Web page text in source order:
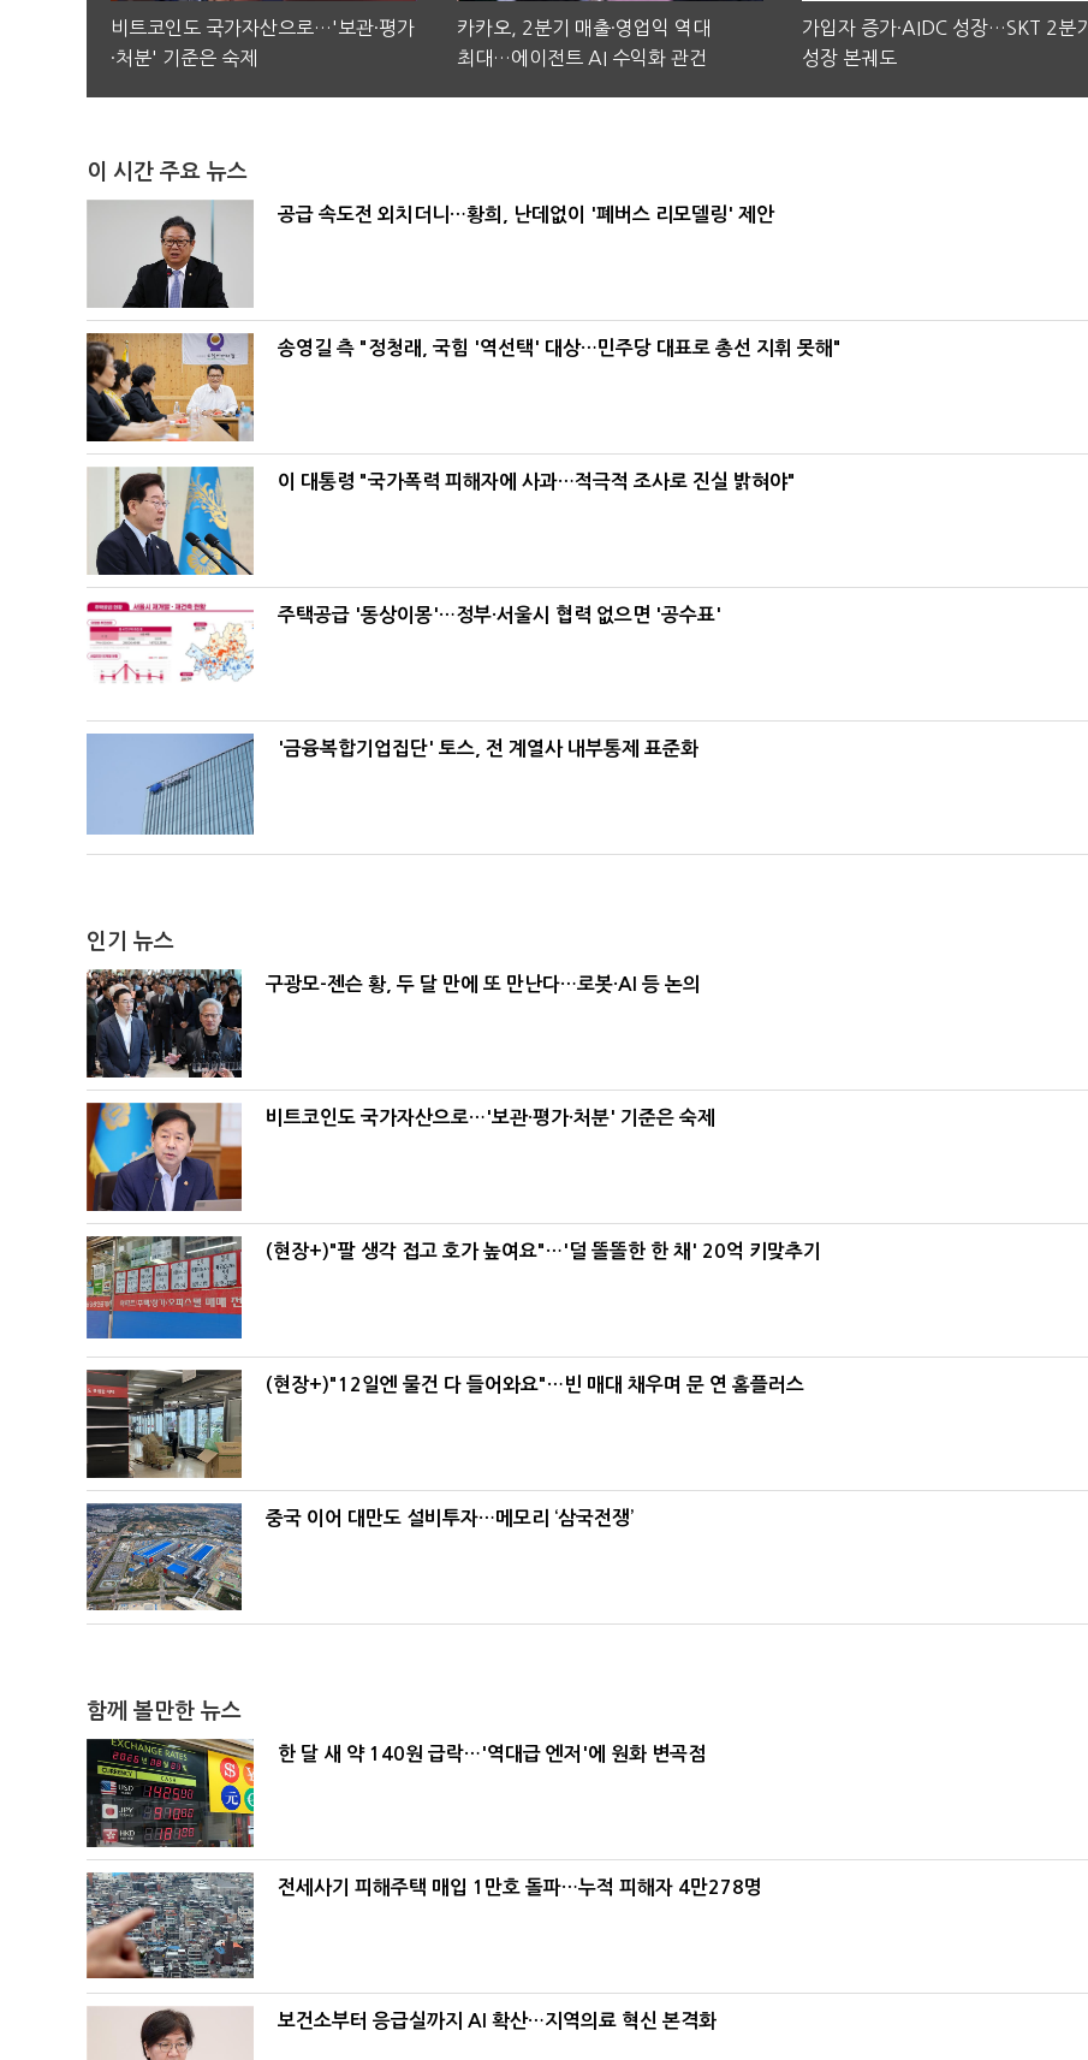
비트코인도 국가자산으로…'보관·평가
·처분' 기준은 숙제
카카오, 2분기 매출·영업익 역대
최대…에이전트 AI 수익화 관건
가입자 증가·AIDC 성장…SKT 2분기
성장 본궤도
이 시간 주요 뉴스
공급 속도전 외치더니…황희, 난데없이 '폐버스 리모델링' 제안
송영길 측 "정청래, 국힘 '역선택' 대상…민주당 대표로 총선 지휘 못해"
이 대통령 "국가폭력 피해자에 사과…적극적 조사로 진실 밝혀야"
주택공급 '동상이몽'…정부·서울시 협력 없으면 '공수표'
'금융복합기업집단' 토스, 전 계열사 내부통제 표준화
인기 뉴스
구광모-젠슨 황, 두 달 만에 또 만난다…로봇·AI 등 논의
비트코인도 국가자산으로…'보관·평가·처분' 기준은 숙제
(현장+)"팔 생각 접고 호가 높여요"…'덜 똘똘한 한 채' 20억 키맞추기
(현장+)"12일엔 물건 다 들어와요"…빈 매대 채우며 문 연 홈플러스
중국 이어 대만도 설비투자…메모리 ‘삼국전쟁’
함께 볼만한 뉴스
한 달 새 약 140원 급락…'역대급 엔저'에 원화 변곡점
전세사기 피해주택 매입 1만호 돌파…누적 피해자 4만278명
보건소부터 응급실까지 AI 확산…지역의료 혁신 본격화